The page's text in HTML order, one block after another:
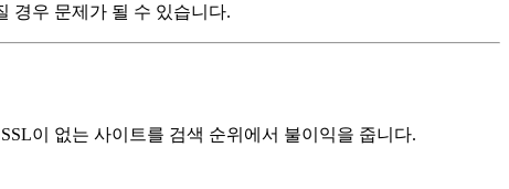
경우 문제가 될 수 있습니다.
이 없는 사이트를 검색 순위에서 불이익을 줍니다.